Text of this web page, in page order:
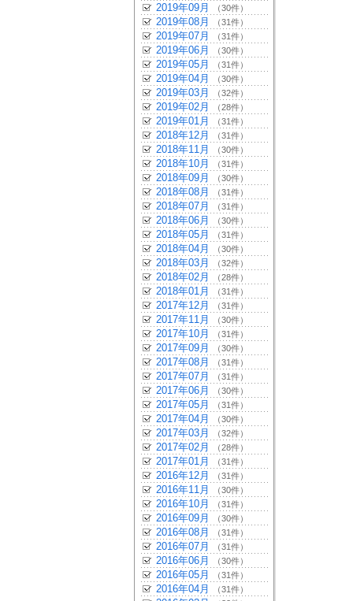
2019年09月 （30件）
2019年08月 （31件）
2019年07月 （31件）
2019年06月 （30件）
2019年05月 （31件）
2019年04月 （30件）
2019年03月 （32件）
2019年02月 （28件）
2019年01月 （31件）
2018年12月 （31件）
2018年11月 （30件）
2018年10月 （31件）
2018年09月 （30件）
2018年08月 （31件）
2018年07月 （31件）
2018年06月 （30件）
2018年05月 （31件）
2018年04月 （30件）
2018年03月 （32件）
2018年02月 （28件）
2018年01月 （31件）
2017年12月 （31件）
2017年11月 （30件）
2017年10月 （31件）
2017年09月 （30件）
2017年08月 （31件）
2017年07月 （31件）
2017年06月 （30件）
2017年05月 （31件）
2017年04月 （30件）
2017年03月 （32件）
2017年02月 （28件）
2017年01月 （31件）
2016年12月 （31件）
2016年11月 （30件）
2016年10月 （31件）
2016年09月 （30件）
2016年08月 （31件）
2016年07月 （31件）
2016年06月 （30件）
2016年05月 （31件）
2016年04月 （31件）